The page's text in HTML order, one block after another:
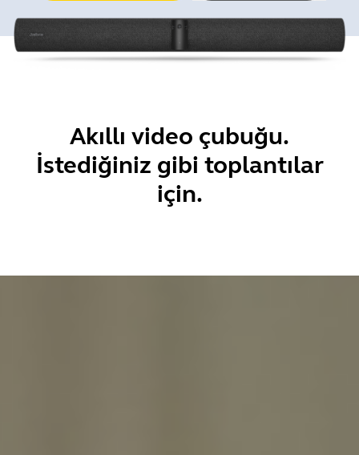
Akıllı video çubuğu.
İstediğiniz gibi toplantılar
için.